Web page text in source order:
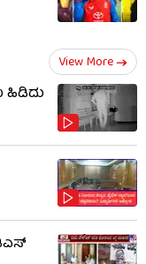
View More
ಹಿಡಿದು